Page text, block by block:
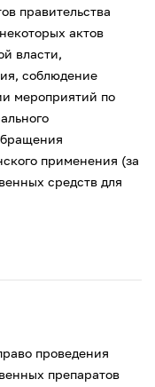
правительства
актов
власти,
соблюдение
мероприятий по
применения (за
средств для
проведения
препаратов